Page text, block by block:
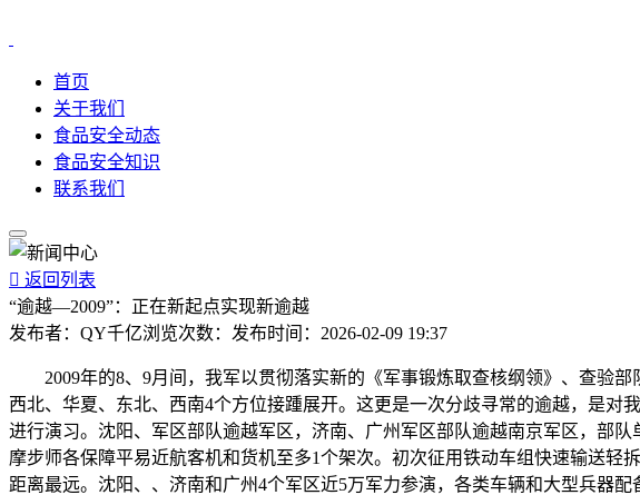
首页
关于我们
食品安全动态
食品安全知识
联系我们
 返回列表
“逾越—2009”：正在新起点实现新逾越
发布者： QY千亿浏览次数： 发布时间： 2026-02-09 19:37
2009年的8、9月间，我军以贯彻落实新的《军事锻炼取查核纲领》、查验部
西北、华夏、东北、西南4个方位接踵展开。这更是一次分歧寻常的逾越，是
进行演习。沈阳、军区部队逾越军区，济南、广州军区部队逾越南京军区，部
摩步师各保障平易近航客机和货机至多1个架次。初次征用铁动车组快速输送
距离最远。沈阳、、济南和广州4个军区近5万军力参演，各类车辆和大型兵器